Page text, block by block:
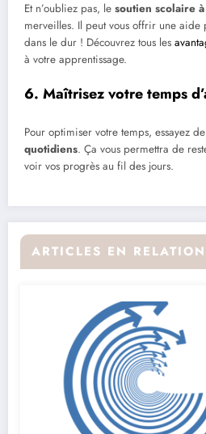
Et n’oubliez pas, le soutien scolaire
merveilles. Il peut vous offrir une aide
dans le dur ! Découvrez tous les
à votre apprentissage.
6. Maîtrisez votre temps
Pour optimiser votre temps, essayez
quotidiens. Ça vous permettra de
voir vos progrès au fil des jours.
ARTICLES EN RELATION